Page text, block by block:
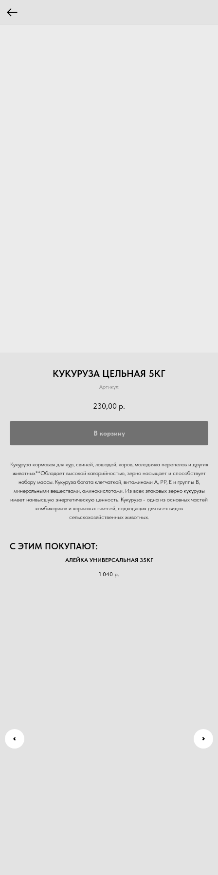
КУКУРУЗА ЦЕЛЬНАЯ 5КГ
Артикул:
230,00 р.
В корзину
Кукуруза кормовая для кур, свиней, лошадей, коров, молодняка перепелов и других
животных**Обладает высокой калорийностью, зерно насыщает и способствует
набору массы. Кукуруза богата клетчаткой, витаминами А, РР, Е и группы В,
минеральными веществами, аминокислотами. Из всех злаковых зерно кукурузы
имеет наивысшую энергетическую ценность. Кукуруза - одна из основных частей
комбикормов и кормовых смесей, подходящих для всех видов
сельскохозяйственных животных.
С ЭТИМ ПОКУПАЮТ:
АЛЕЙКА УНИВЕРСАЛЬНАЯ 35КГ
1 040 р.